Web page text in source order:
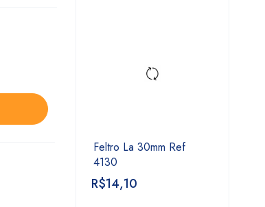
Feltro La 30mm Ref
4130
R$14,10